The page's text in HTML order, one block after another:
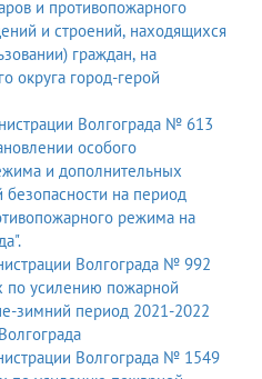
и противопожарного
и строений, находящихся
граждан, на
округа город-герой
Волгограда № 613
особого
и дополнительных
на период
режима на
Волгограда № 992
по усилению пожарной
зимний период 2021-2022